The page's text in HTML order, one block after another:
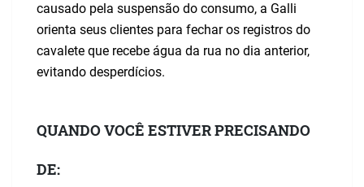
causado pela suspensão do consumo, a Galli
orienta seus clientes para fechar os registros do
cavalete que recebe água da rua no dia anterior,
evitando desperdícios.
QUANDO VOCÊ ESTIVER PRECISANDO
DE: